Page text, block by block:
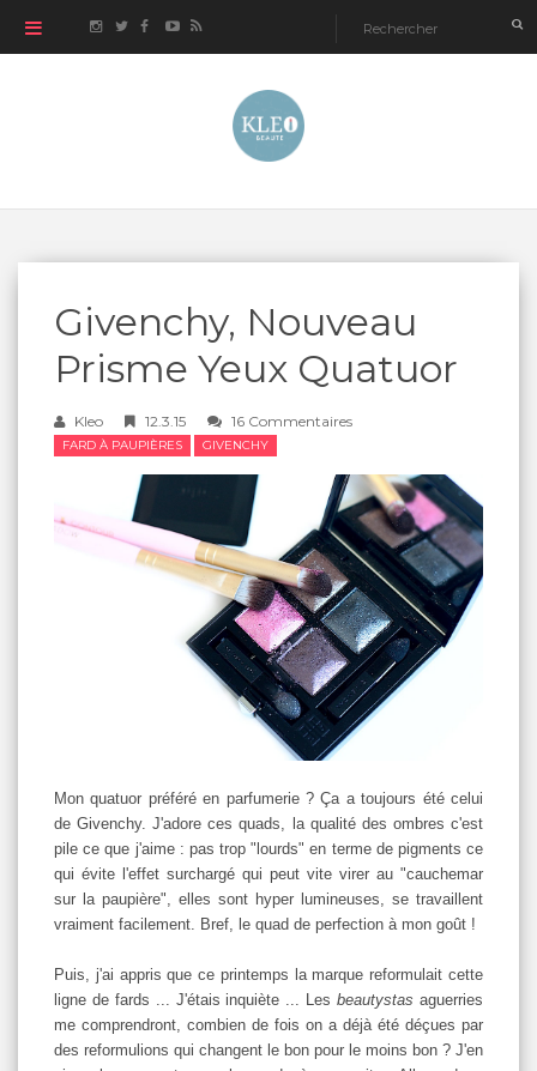
Givenchy, Nouveau
Prisme Yeux Quatuor
Kleo 12.3.15 16 Commentaires
FARD À PAUPIÈRES GIVENCHY
Mon quatuor préféré en parfumerie ? Ça a toujours été celui
de Givenchy. J'adore ces quads, la qualité des ombres c'est
pile ce que j'aime : pas trop "lourds" en terme de pigments ce
qui évite l'effet surchargé qui peut vite virer au "cauchemar
sur la paupière", elles sont hyper lumineuses, se travaillent
vraiment facilement. Bref, le quad de perfection à mon goût !
Puis, j'ai appris que ce printemps la marque reformulait cette
ligne de fards ... J'étais inquiète ... Lesbeautystas aguerries
me comprendront, combien de fois on a déjà été déçues par
des reformulions qui changent le bon pour le moins bon ? J'en